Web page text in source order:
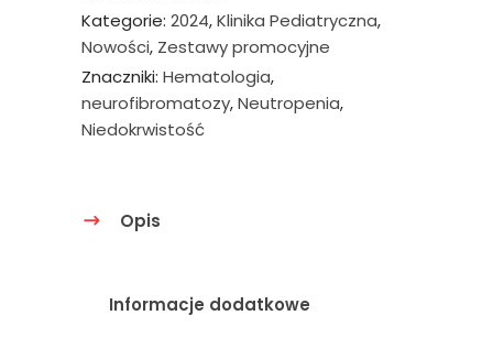
Kategorie: 2024,Klinika Pediatryczna,
Nowości, Zestawy promocyjne
Znaczniki: Hematologia,
neurofibromatozy,Neutropenia,
Niedokrwistość
Opis
Informacje dodatkowe